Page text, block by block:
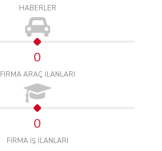
HABERLER
0
FİRMA ARAÇ İLANLARI
0
FİRMA İŞ İLANLARI